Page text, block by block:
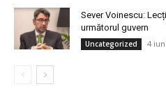
Sever Voinescu:
următorul guvern
Uncategorized 4